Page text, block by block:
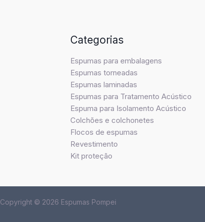
Categorias
Espumas para embalagens
Espumas torneadas
Espumas laminadas
Espumas para Tratamento Acústico
Espuma para Isolamento Acústico
Colchões e colchonetes
Flocos de espumas
Revestimento
Kit proteção
Copyright © 2026 Espumas Pompei